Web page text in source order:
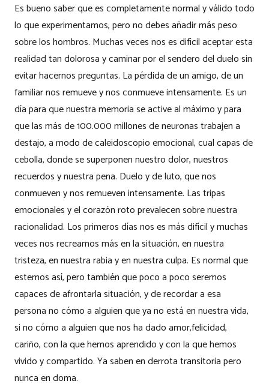
Es bueno saber que es completamente normal y válido todo
lo que experimentamos, pero no debes añadir más peso
sobre los hombros. Muchas veces nos es difícil aceptar esta
realidad tan dolorosa y caminar por el sendero del duelo sin
evitar hacernos preguntas. La pérdida de un amigo, de un
familiar nos remueve y nos conmueve intensamente. Es un
día para que nuestra memoria se active al máximo y para
que las más de 100.000 millones de neuronas trabajen a
destajo, a modo de caleidoscopio emocional, cual capas de
cebolla, donde se superponen nuestro dolor, nuestros
recuerdos y nuestra pena. Duelo y de luto, que nos
conmueven y nos remueven intensamente. Las tripas
emocionales y el corazón roto prevalecen sobre nuestra
racionalidad. Los primeros días nos es más difícil y muchas
veces nos recreamos más en la situación, en nuestra
tristeza, en nuestra rabia y en nuestra culpa. Es normal que
estemos así, pero también que poco a poco seremos
capaces de afrontarla situación, y de recordar a esa
persona no cómo a alguien que ya no está en nuestra vida,
si no cómo a alguien que nos ha dado amor,felicidad,
cariño, con la que hemos aprendido y con la que hemos
vivido y compartido. Ya saben en derrota transitoria pero
nunca en doma.